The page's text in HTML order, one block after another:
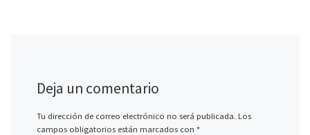
Deja un comentario
Tu dirección de correo electrónico no será publicada. Los
campos obligatorios están marcados con *